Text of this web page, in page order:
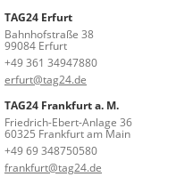
TAG24 Erfurt
Bahnhofstraße 38
99084 Erfurt
+49 361 34947880
erfurt@tag24.de
TAG24 Frankfurt a. M.
Friedrich-Ebert-Anlage 36
60325 Frankfurt am Main
+49 69 348750580
frankfurt@tag24.de